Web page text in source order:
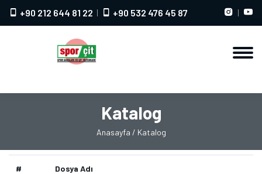
+90 212 644 81 22 +90 532 476 45 87
Katalog
Anasayfa / Katalog
# Dosya Adı